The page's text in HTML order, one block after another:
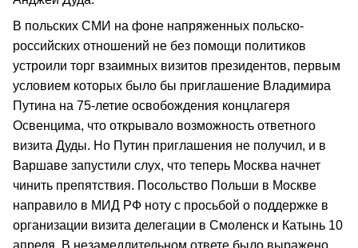
В польских СМИ на фоне напряженных польско-
российских отношений не без помощи политиков
устроили торг взаимных визитов президентов, первым
условием которых было бы приглашение Владимира
Путина на 75-летие освобождения концлагеря
Освенцима, что открывало возможность ответного
визита Дуды. Но Путин приглашения не получил, и в
Варшаве запустили слух, что теперь Москва начнет
чинить препятствия. Посольство Польши в Москве
направило в МИД РФ ноту с просьбой о поддержке в
организации визита делегации в Смоленск и Катынь 10
апреля. В незамедлительном ответе было выражено